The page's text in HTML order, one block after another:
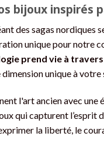
bijoux inspirés
des sagas nordiques
unique pour notre
prend vie à
unique à votre
l'art ancien avec une
qui capturent l’esprit
la liberté, le